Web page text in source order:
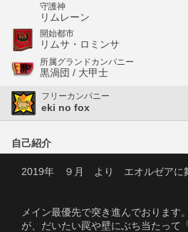
守護神
リムレーン
開始都市
リムサ・ロミンサ
所属グランドカンパニー
黒渦団 / 大甲士
フリーカンパニー
eki no fox
自己紹介
2019年　９月　より　エオルゼアに
メイン最優先で突き進んでおります。
が、だいたい罠や壁にぶち当たって